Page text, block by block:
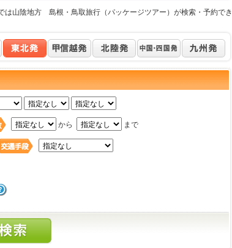
は山陰地方 島根・鳥取旅行（パッケージツアー）が検索・予約でき
から まで